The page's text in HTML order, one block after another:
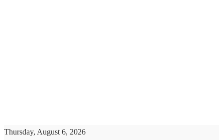
Thursday, August 6, 2026